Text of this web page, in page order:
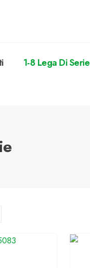
1-8 Lega Di Serie